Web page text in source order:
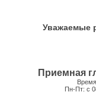
Уважаемые
Приемная
Пн-Пт: с